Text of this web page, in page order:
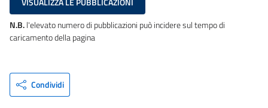
N.B.l'elevato numero di pubblicazioni può incidere sul tempo di
caricamento della pagina
Condividi